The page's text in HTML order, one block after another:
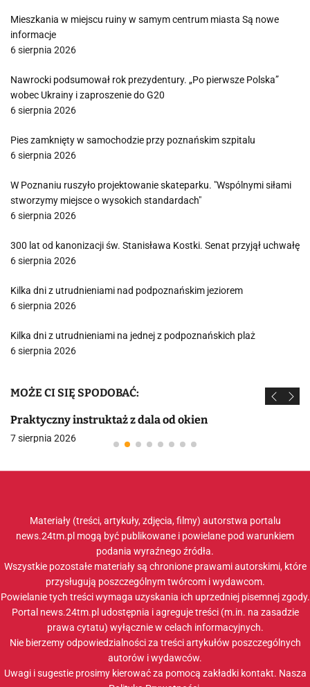
Mieszkania w miejscu ruiny w samym centrum miasta Są nowe
informacje
6 sierpnia 2026
Nawrocki podsumował rok prezydentury. „Po pierwsze Polska”
wobec Ukrainy i zaproszenie do G20
6 sierpnia 2026
Pies zamknięty w samochodzie przy poznańskim szpitalu
6 sierpnia 2026
W Poznaniu ruszyło projektowanie skateparku. "Wspólnymi siłami
stworzymy miejsce o wysokich standardach"
6 sierpnia 2026
300 lat od kanonizacji św. Stanisława Kostki. Senat przyjął uchwałę
6 sierpnia 2026
Kilka dni z utrudnieniami nad podpoznańskim jeziorem
6 sierpnia 2026
Kilka dni z utrudnieniami na jednej z podpoznańskich plaż
6 sierpnia 2026
MOŻE CI SIĘ SPODOBAĆ:
Praktyczny instruktaż z dala od okien
7 sierpnia 2026
Materiały (treści, artykuły, zdjęcia, filmy) autorstwa portalu
news.24tm.pl mogą być publikowane i powielane pod warunkiem
podania wyraźnego źródła.
Wszystkie pozostałe materiały są chronione prawami autorskimi, które
przysługują poszczególnym twórcom i wydawcom.
Powielanie tych treści wymaga uzyskania ich uprzedniej pisemnej zgody.
Portal news.24tm.pl udostępnia i agreguje treści (m.in. na zasadzie
prawa cytatu) wyłącznie w celach informacyjnych.
Nie bierzemy odpowiedzialności za treści artykułów poszczególnych
autorów i wydawców.
Uwagi i sugestie prosimy kierować za pomocą zakładki kontakt. Nasza